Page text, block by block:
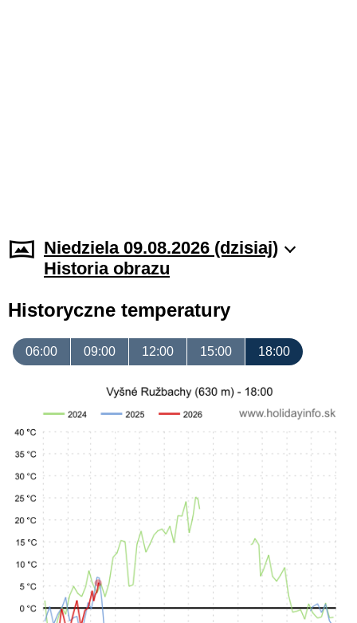
Niedziela 09.08.2026 (dzisiaj)
Historia obrazu
Historyczne temperatury
06:00 09:00 12:00 15:00 18:00